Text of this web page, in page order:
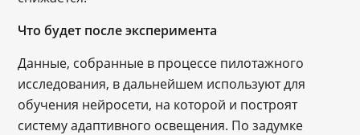
Что будет после эксперимента
Данные, собранные в процессе пилотажного
исследования, в дальнейшем используют для
обучения нейросети, на которой и построят
систему адаптивного освещения. По задумке